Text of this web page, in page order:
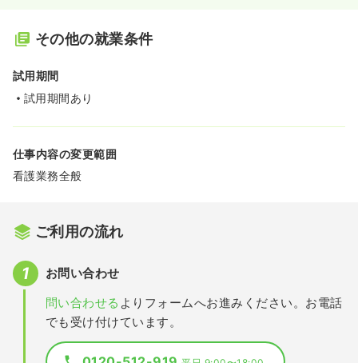
その他の就業条件
試用期間
試用期間あり
仕事内容の変更範囲
看護業務全般
ご利用の流れ
お問い合わせ
問い合わせる よりフォームへお進みください。お電話
でも受け付けています。